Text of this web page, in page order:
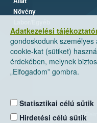
Adatkezelési
gondoskodunk
cookie-kat (sütiket)
érdekében, melynek
„Elfogadom” gombra.
Statisztikai célú sütik
Hirdetési célú sütik
Növény
Nemzeti